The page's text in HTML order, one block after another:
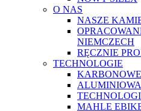
O NAS
NASZE
NIEMCZECH
RĘCZNIE
TECHNOLOGIE
MAHLE